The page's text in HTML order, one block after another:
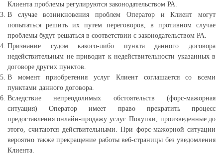
Клиента проблемы регулируются законодательством РА.
В случае возникновения проблем Оператор и Клиент могут
попытаться решить их путем переговоров, в противном случае
проблемы будут решаться в соответствии с законодательством РА.
Признание судом какого-либо пункта данного договора
недействительным не приводит к недействительности указанных в
договоре других пунктов.
В момент приобретения услуг Клиент соглашается со всеми
пунктами данного договора.
Вследствие непреодолимых обстоятельств (форс-мажорная
ситуация) Оператор имеет право прекратить процесс
предоставления онлайн-продажу услуг. Покупки, произведенные до
этого, считаются действительными. При форс-мажорной ситуации
вероятно также прекращение работы веб-страницы без уведомления
Клиента.​